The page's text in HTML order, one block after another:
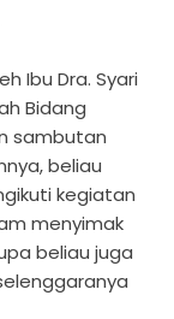
Ibu Dra. Syari
Bidang
sambutan
beliau
kegiatan
menyimak
beliau juga